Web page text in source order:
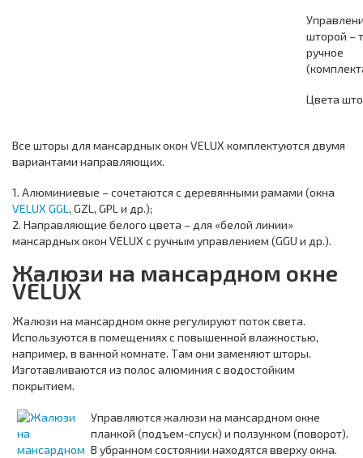
шторой –
ручное
Цвета
Все шторы для мансардных окон VELUX комплектуются двумя
вариантами направляющих.
1. Алюминиевые – сочетаются с деревянными рамами (окна
VELUX GGL , GZL, GPL и др.);
2. Направляющие белого цвета – для «белой линии»
мансардных окон VELUX с ручным управлением (GGU и др.).
Жалюзи на мансардном окне
VELUX
Жалюзи на мансардном окне регулируют поток света.
Используются в помещениях с повышенной влажностью,
например, в ванной комнате. Там они заменяют шторы.
Изготавливаются из полос алюминия с водостойким
покрытием.
Управляются жалюзи на мансардном окне
планкой (подъем-спуск) и ползунком (поворот).
В убранном состоянии находятся вверху окна.